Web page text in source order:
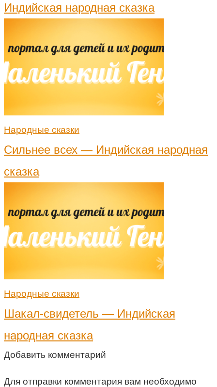
Индийская народная сказка
Народные сказки
Сильнее всех — Индийская народная
сказка
Народные сказки
Шакал-свидетель — Индийская
народная сказка
Добавить комментарий
Для отправки комментария вам необходимо